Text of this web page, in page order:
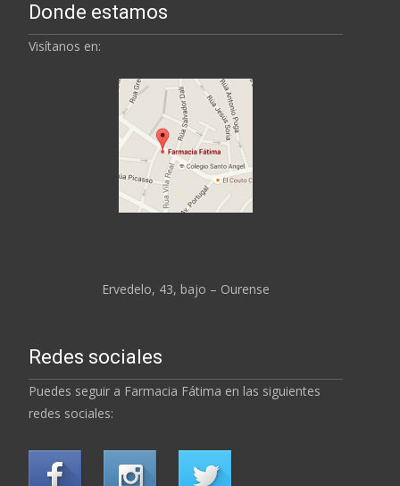
Donde estamos
Visítanos en:
Ervedelo, 43, bajo – Ourense
Redes sociales
Puedes seguir a Farmacia Fátima en las siguientes
redes sociales: